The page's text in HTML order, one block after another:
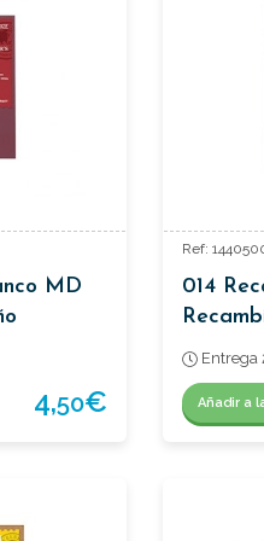
MD
4,50€
Ref:
014
Entrega
Añadir a